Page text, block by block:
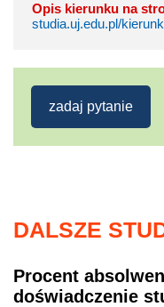
Opis kierunku na
studia.uj.edu.pl/
zadaj pytanie
DALSZE
Procent
doświadczenie